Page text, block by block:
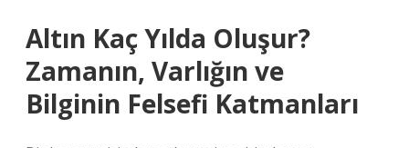
Altın Kaç Yılda Oluşur?
Zamanın, Varlığın ve
Bilginin Felsefi Katmanları